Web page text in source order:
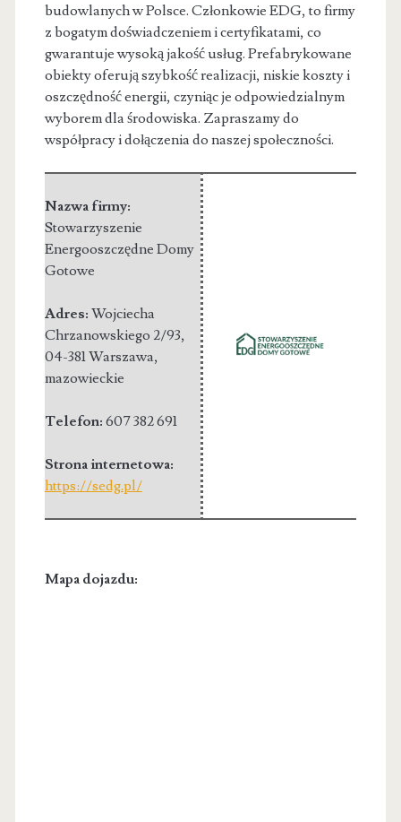
budowlanych w Polsce. Członkowie EDG, to firmy
z bogatym doświadczeniem i certyfikatami, co
gwarantuje wysoką jakość usług. Prefabrykowane
obiekty oferują szybkość realizacji, niskie koszty i
oszczędność energii, czyniąc je odpowiedzialnym
wyborem dla środowiska. Zapraszamy do
współpracy i dołączenia do naszej społeczności.
Nazwa firmy:
Stowarzyszenie
Energooszczędne Domy
Gotowe
Adres: Wojciecha
Chrzanowskiego 2/93,
04-381 Warszawa,
mazowieckie
Telefon: 607 382 691
Strona internetowa:
https://sedg.pl/
Mapa dojazdu: